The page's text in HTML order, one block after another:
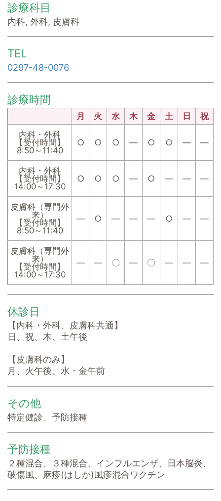
診療科目
内科, 外科, 皮膚科
TEL
0297-48-0076
診療時間
月 火 水 木 金 土 日
祝
内科・外科
【受付時間】
8:50～11:40
○ ○ ○ ― ○ ○ ― ―
内科・外科
【受付時間】
14:00～17:30
○ ○ ○ ― ○ ― ― ―
皮膚科（専門外
来）
【受付時間】
8:50～11:40
― ○ ― ― ― ○ ― ―
皮膚科（専門外
来）
【受付時間】
14:00～17:30
― ― 〇 ― 〇 ― ― ―
休診日
【内科・外科、皮膚科共通】
日、祝、木、土午後
【皮膚科のみ】
月、火午後、水・金午前
その他
特定健診、予防接種
予防接種
２種混合、３種混合、インフルエンザ、日本脳炎、
破傷風、麻疹(はしか)風疹混合ワクチン